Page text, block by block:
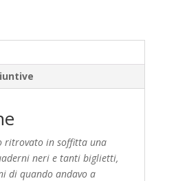
ritrovato in soffitta una
neri e tanti biglietti,
di quando andavo a